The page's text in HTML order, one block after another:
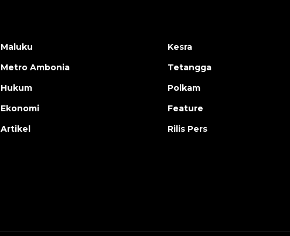
Maluku
Metro Ambonia
Hukum
Ekonomi
Artikel
Kesra
Tetangga
Polkam
Feature
Rilis Pers